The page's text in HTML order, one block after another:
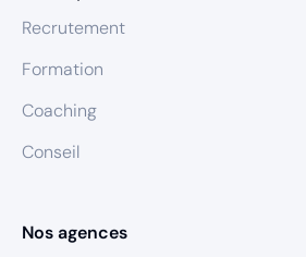
Recrutement
Formation
Coaching
Conseil
Nos agences